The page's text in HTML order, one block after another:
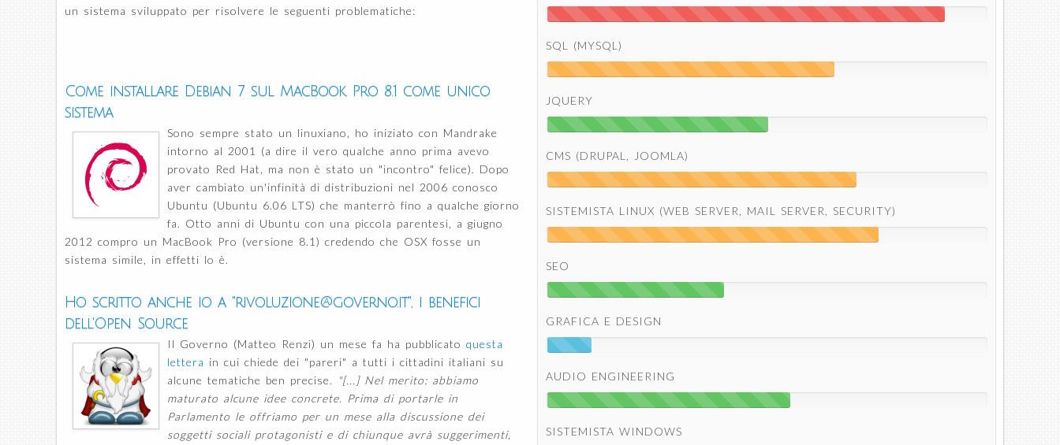
un sistema sviluppato per risolvere le seguenti problematiche:
Come installare Debian 7 sul MacBook Pro 8.1 come unico
sistema
Sono sempre stato un linuxiano, ho iniziato con Mandrake
intorno al 2001 (a dire il vero qualche anno prima avevo
provato Red Hat, ma non è stato un "incontro" felice). Dopo
aver cambiato un'infinità di distribuzioni nel 2006 conosco
Ubuntu (Ubuntu 6.06 LTS) che manterrò fino a qualche giorno
fa. Otto anni di Ubuntu con una piccola parentesi, a giugno
2012 compro un MacBook Pro (versione 8.1) credendo che OSX fosse un
sistema simile, in effetti lo è.
Ho scritto anche io a "rivoluzione@governo.it", i benefici
dell'Open Source
Il Governo (Matteo Renzi) un mese fa ha pubblicato questa
lettera in cui chiede dei "pareri" a tutti i cittadini italiani su
alcune tematiche ben precise.
"[...] Nel merito: abbiamo
maturato alcune idee concrete. Prima di portarle in
Parlamento le offriamo per un mese alla discussione dei
soggetti sociali protagonisti e di chiunque avrà suggerimenti,
SQL (MYSQL)
JQUERY
CMS (DRUPAL, JOOMLA)
SISTEMISTA LINUX (WEB SERVER, MAIL SERVER, SECURITY)
SEO
GRAFICA E DESIGN
AUDIO ENGINEERING
SISTEMISTA WINDOWS